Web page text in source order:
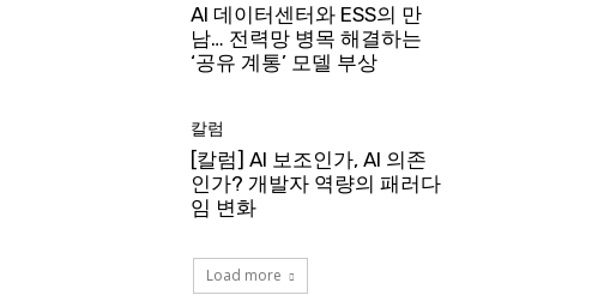
AI 데이터센터와 ESS의 만
남… 전력망 병목 해결하는
‘공유 계통’ 모델 부상
칼럼
[칼럼] AI 보조인가, AI 의존
인가? 개발자 역량의 패러다
임 변화
Load more